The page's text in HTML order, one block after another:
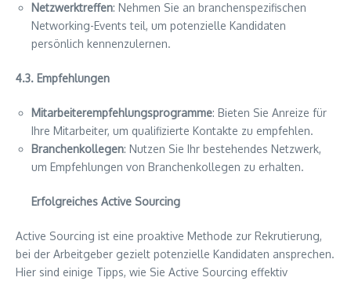
Netzwerktreffen: Nehmen Sie an branchenspezifischen
Networking-Events teil, um potenzielle Kandidaten
persönlich kennenzulernen.
4.3. Empfehlungen
Mitarbeiterempfehlungsprogramme: Bieten Sie Anreize für
Ihre Mitarbeiter, um qualifizierte Kontakte zu empfehlen.
Branchenkollegen: Nutzen Sie Ihr bestehendes Netzwerk,
um Empfehlungen von Branchenkollegen zu erhalten.
Erfolgreiches Active Sourcing
Active Sourcing ist eine proaktive Methode zur Rekrutierung,
bei der Arbeitgeber gezielt potenzielle Kandidaten ansprechen.
Hier sind einige Tipps, wie Sie Active Sourcing effektiv